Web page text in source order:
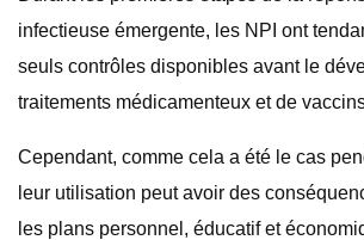
infectieuse émergente, les NPI ont
seuls contrôles disponibles avant le
traitements médicamenteux et de
Cependant, comme cela a été le cas
leur utilisation peut avoir des
les plans personnel, éducatif et